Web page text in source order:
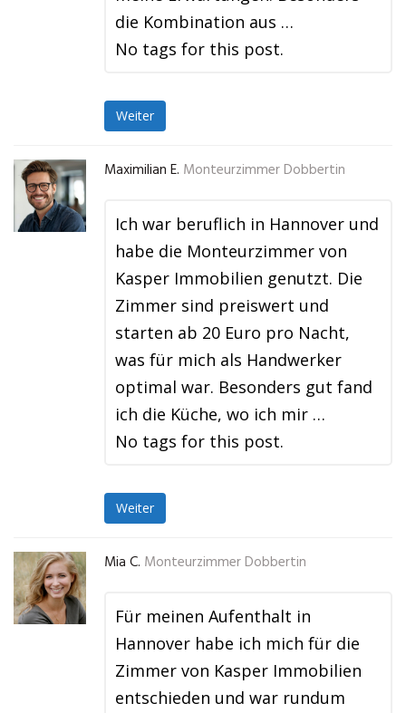
die Kombination aus …
No tags for this post.
Weiter
Maximilian E. Monteurzimmer Dobbertin
Ich war beruflich in Hannover und
habe die Monteurzimmer von
Kasper Immobilien genutzt. Die
Zimmer sind preiswert und
starten ab 20 Euro pro Nacht,
was für mich als Handwerker
optimal war. Besonders gut fand
ich die Küche, wo ich mir …
No tags for this post.
Weiter
Mia C. Monteurzimmer Dobbertin
Für meinen Aufenthalt in
Hannover habe ich mich für die
Zimmer von Kasper Immobilien
entschieden und war rundum